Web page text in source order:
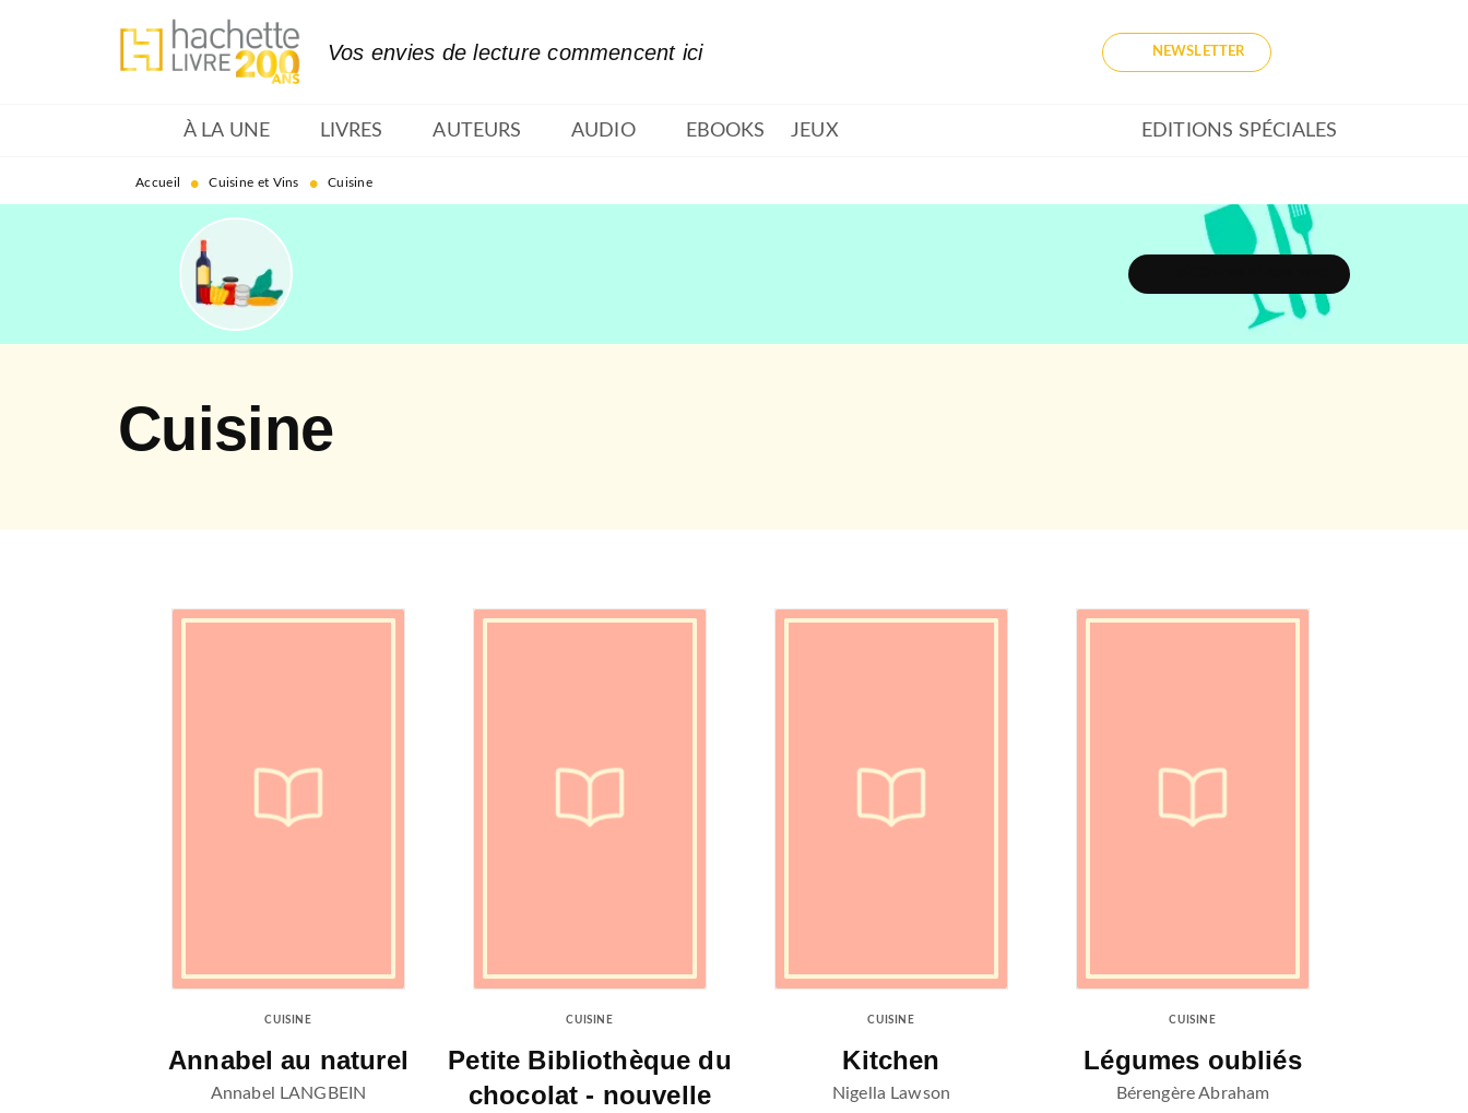
MENU RECHERCHE
Vos envies de lecture commencent ici NEWSLETTER
À LA UNE LIVRES AUTEURS AUDIO EBOOKS JEUX EDITIONS SPÉCIALES
Accueil • Cuisine et Vins • Cuisine
Cuisine
CUISINE
Annabel au naturel
Annabel LANGBEIN
CUISINE
Petite Bibliothèque du
chocolat - nouvelle
CUISINE
Kitchen
Nigella Lawson
CUISINE
Légumes oubliés
Bérengère Abraham